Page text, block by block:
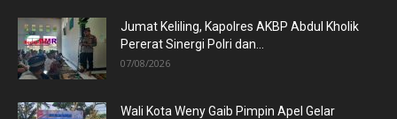
Jumat Keliling, Kapolres AKBP Abdul Kholik
Pererat Sinergi Polri dan...
07/08/2026
Wali Kota Weny Gaib Pimpin Apel Gelar